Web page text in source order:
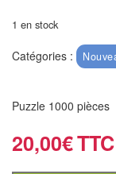
aveugles
Logiciels
Livres
en
anglais
1 en stock
Catégories :
Puzzle 1000 pièces
20,00€